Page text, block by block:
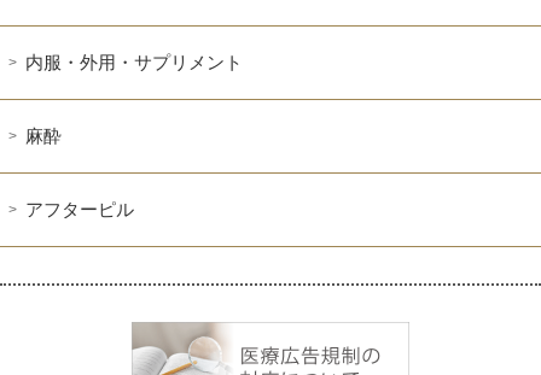
内服・外用・サプリメント
麻酔
アフターピル